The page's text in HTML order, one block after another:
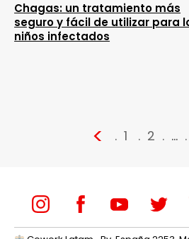
Chagas: un tratamiento más
seguro y fácil de utilizar para
niños infectados
< 1 2 …